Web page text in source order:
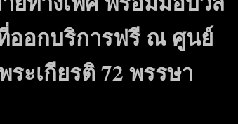
ออกบริการฟรี ณ ศูนย์
ะเกียรติ 72 พรรษา